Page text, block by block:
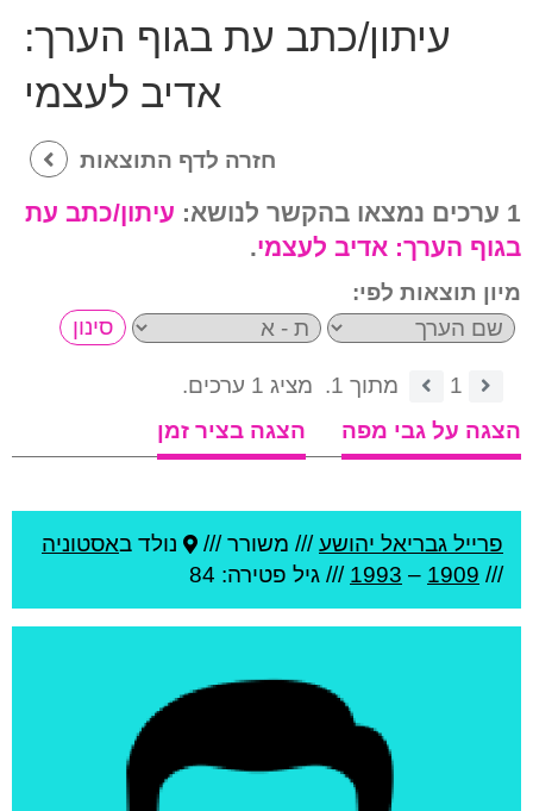
עיתון/כתב עת בגוף הערך:
אדיב לעצמי
חזרה לדף התוצאות
1 ערכים נמצאו בהקשר לנושא:
עיתון/כתב עת
בגוף הערך: אדיב לעצמי.
מיון תוצאות לפי:
1 מתוך 1.
מציג 1 ערכים.
הצגה על גבי מפה
הצגה בציר זמן
פרייל גבריאל יהושע/// משורר /// נולד באסטוניה
///
1909
–
1993 /// גיל פטירה: 84